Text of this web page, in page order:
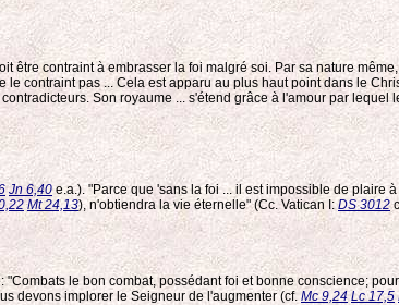
contraint à embrasser la foi malgré soi. Par sa nature
contraint pas ... Cela est apparu au plus haut point dans le
Son royaume ... s'étend grâce à l'amour par lequel
Jn 6,40 e.a.). "Parce que 'sans la foi ... il est impossible de plaire
Mt 24,13), n'obtiendra la vie éternelle" (Cc. Vatican I:DS 3012
le bon combat, possédant foi et bonne conscience;
devons implorer le Seigneur de l'augmenter (cf. Mc 9,24 Lc 17,5